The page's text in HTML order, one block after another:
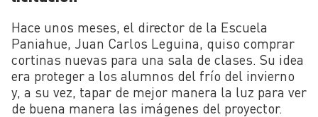
Hace unos meses, el director de la Escuela
Paniahue, Juan Carlos Leguina, quiso comprar
cortinas nuevas para una sala de clases. Su idea
era proteger a los alumnos del frío del invierno
y, a su vez, tapar de mejor manera la luz para ver
de buena manera las imágenes del proyector.